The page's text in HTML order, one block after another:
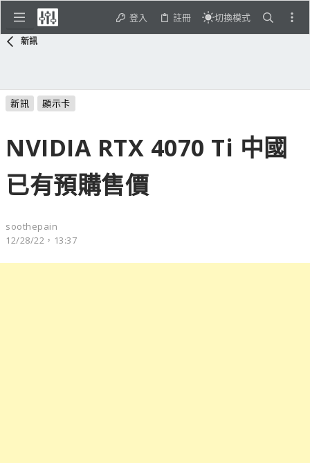
登入 註冊 切換模式
新訊
新訊 顯示卡
NVIDIA RTX 4070 Ti 中國
已有預購售價
soothepain
12/28/22，13:37